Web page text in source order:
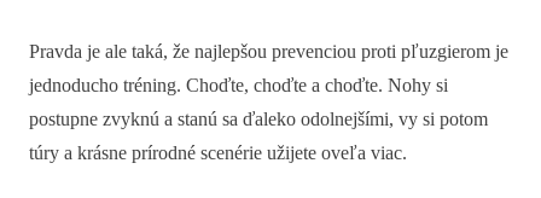
Pravda je ale taká, že najlepšou prevenciou proti pľuzgierom je
jednoducho tréning. Choďte, choďte a choďte. Nohy si
postupne zvyknú a stanú sa ďaleko odolnejšími, vy si potom
túry a krásne prírodné scenérie užijete oveľa viac.